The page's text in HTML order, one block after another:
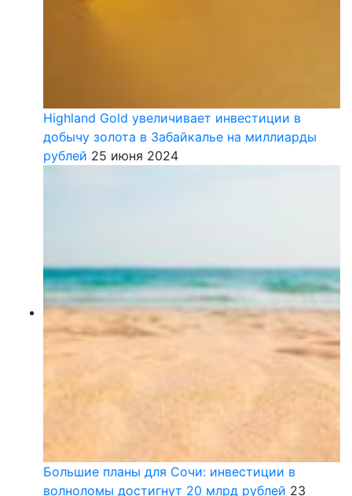
Highland Gold увеличивает инвестиции в
добычу золота в Забайкалье на миллиарды
рублей 25 июня 2024
Большие планы для Сочи: инвестиции в
волноломы достигнут 20 млрд рублей 23